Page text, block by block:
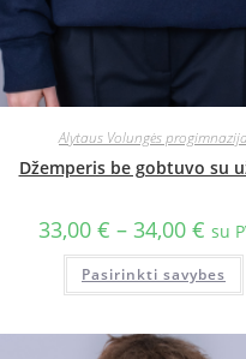
Alytaus Volungės progimnazija
Džemperis be gobtuvo su
33,00 € – 34,00 € su
Pasirinkti savybes